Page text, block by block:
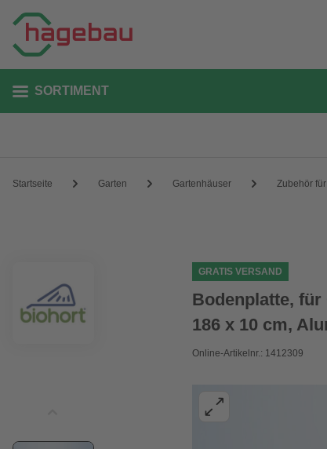
SORTIMENT
Startseite Garten Gartenhäuser Zubehör
GRATIS VERSAND
Bodenplatte, für
186 x 10 cm,
Online-Artikelnr.: 1412309